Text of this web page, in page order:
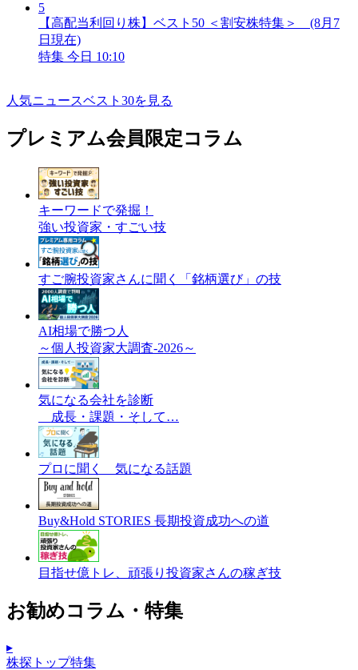
5
【高配当利回り株】ベスト50 ＜割安株特集＞ (8月7
日現在)
特集 今日 10:10
人気ニュースベスト30を見る
プレミアム会員限定コラム
キーワードで発掘！
強い投資家・すごい技
すご腕投資家さんに聞く「銘柄選び」の技
AI相場で勝つ人
～個人投資家大調査-2026～
気になる会社を診断
成長・課題・そして…
プロに聞く 気になる話題
Buy&Hold STORIES 長期投資成功への道
目指せ億トレ、頑張り投資家さんの稼ぎ技
お勧めコラム・特集
▸
株探トップ特集